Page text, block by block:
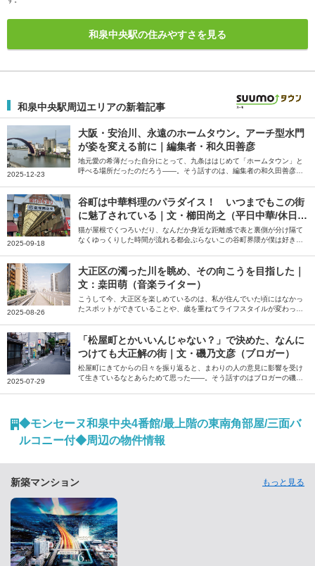
和泉中央駅の住みやすさを見る
和泉中央駅周辺エリアの新着記事
2025-12-23
大阪・安治川、永遠のホームタウン。アーチ型水門
が姿を変える前に｜編集者・和久田善彦
地元愛の希薄だった自分にとって、九条ははじめて「ホームタウン」と
呼べる場所だったのだろう――。そう話すのは、編集者の和久田善彦さ
2025-09-18
谷町は中華料理のパラダイス！ いつまでもこの街
に魅了されている｜文・櫛田尚之（平日中華/休日中
華 代表）
猫が屋根でくつろいだり、なんだか身近な距離感で表と裏側が分け隔て
なくゆっくりした時間が流れる都会ぶらないこの谷町界隈が僕は好きだ
いただきました。
2025-08-26
大正区の濁った川を眺め、その向こうを目指した｜
文：桒田萌（音楽ライター）
こうして今、大正区を楽しめているのは、私が住んでいた頃にはなかっ
たスポットができていることや、歳を重ねてライフスタイルが変わった
っていただきました。
2025-07-29
「松屋町とかいいんじゃない？」で決めた、なんに
つけても大正解の街｜文・磯乃文彦（ブロガー）
松屋町にきてからの日々を振り返ると、まわりの人の意見に影響を受け
て生きているなとあらためて思った――。そう話すのはブロガーの磯乃
◆モンセーヌ和泉中央4番館/最上階の東南角部屋/三面バ
ルコニー付◆周辺の物件情報
新築マンション もっと見る